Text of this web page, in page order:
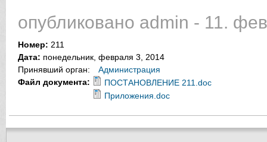
опубликовано admin - 11.
Номер: 211
Дата: понедельник, февраля 3, 2014
Принявший орган:
Администрация
Файл документа:
ПОСТАНОВЛЕНИЕ 211.doc
Приложения.doc